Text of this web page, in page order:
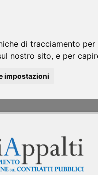
di tracciamento
nostro sito, e per
impostazioni